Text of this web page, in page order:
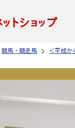
競馬・競走馬 ＜平成か